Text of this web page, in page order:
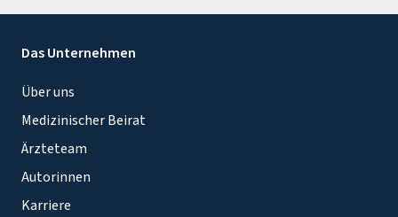
Das Unternehmen
Über uns
Medizinischer Beirat
Ärzteteam
Autorinnen
Karriere